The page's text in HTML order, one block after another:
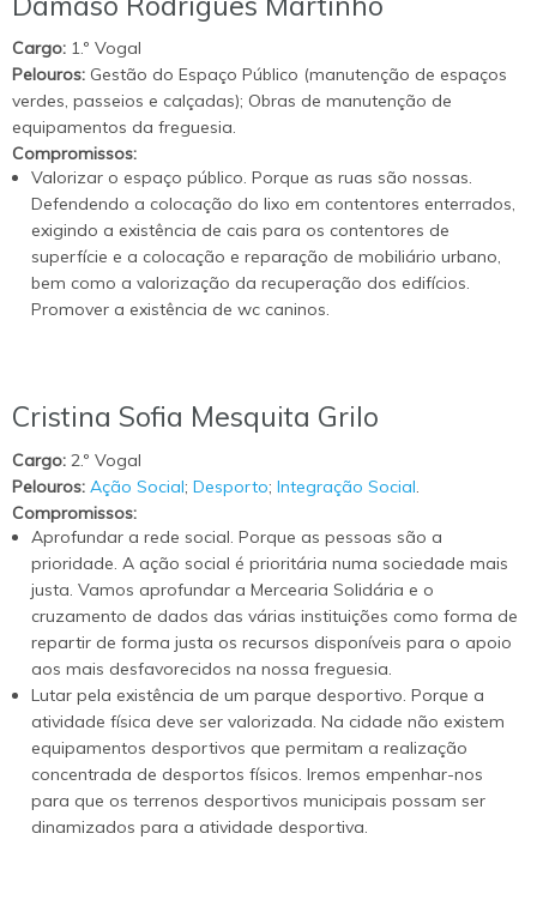
Cargo: 1.º Vogal
Pelouros: Gestão do Espaço Público (manutenção de espaços
verdes, passeios e calçadas); Obras de manutenção de
equipamentos da freguesia.
Compromissos:
Valorizar o espaço público. Porque as ruas são nossas.
Defendendo a colocação do lixo em contentores enterrados,
exigindo a existência de cais para os contentores de
superfície e a colocação e reparação de mobiliário urbano,
bem como a valorização da recuperação dos edifícios.
Promover a existência de wc caninos.
Cristina Sofia Mesquita Grilo
Cargo: 2.º Vogal
Pelouros: Ação Social; Desporto; Integração Social.
Compromissos:
Aprofundar a rede social. Porque as pessoas são a
prioridade. A ação social é prioritária numa sociedade mais
justa. Vamos aprofundar a Mercearia Solidária e o
cruzamento de dados das várias instituições como forma de
repartir de forma justa os recursos disponíveis para o apoio
aos mais desfavorecidos na nossa freguesia.
Lutar pela existência de um parque desportivo. Porque a
atividade física deve ser valorizada. Na cidade não existem
equipamentos desportivos que permitam a realização
concentrada de desportos físicos. Iremos empenhar-nos
para que os terrenos desportivos municipais possam ser
dinamizados para a atividade desportiva.